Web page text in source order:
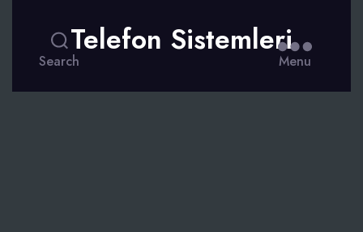
Search
Telefon Sistemleri
Menu